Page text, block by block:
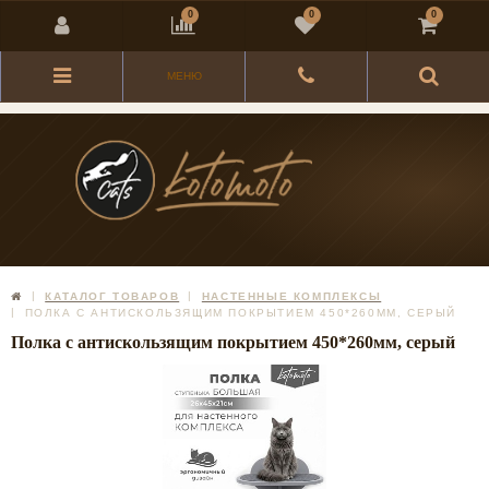
МЕНЮ
КАТАЛОГ ТОВАРОВ
НАСТЕННЫЕ КОМПЛЕКСЫ
ПОЛКА С АНТИСКОЛЬЗЯЩИМ ПОКРЫТИЕМ 450*260ММ, СЕРЫЙ
Полка с антискользящим покрытием 450*260мм, серый
0 0 0